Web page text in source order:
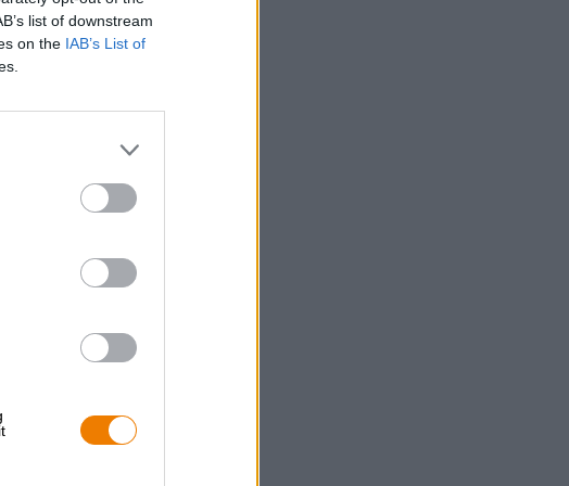
list of downstream
on the IAB’s List of